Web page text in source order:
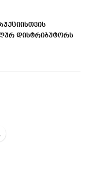
დისტრიბუტორს